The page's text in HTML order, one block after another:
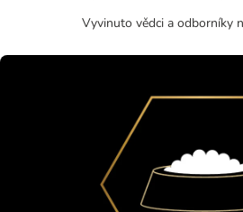
Vyvinuto vědci a odborníky